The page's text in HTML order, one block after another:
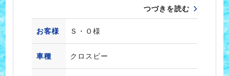
つづきを読む
お客様 Ｓ・Ｏ様
車種 クロスビー